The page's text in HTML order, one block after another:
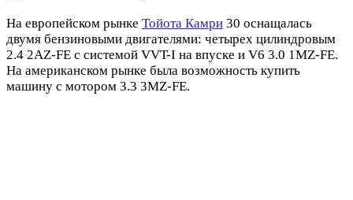
На европейском рынке Тойота Камри 30 оснащалась
двумя бензиновыми двигателями: четырех цилиндровым
2.4 2AZ-FE c системой VVT-I на впуске и V6 3.0 1MZ-FE.
На американском рынке была возможность купить
машину с мотором 3.3 3MZ-FE.